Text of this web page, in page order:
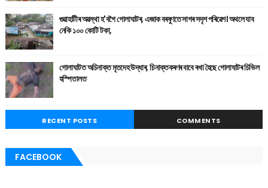
গুৱাহাটীৰ অৱস্থা হ'বগৈ গোলাঘাটৰ, এজাক বৰষুণতে সাগৰ সদৃশ পৰিৱেশ। অথলে যাব
নেকি ১০০ কোটি টকা,
গোলাঘাটত অচিনাক্ত মৃতদেহ উদ্ধাৰ, চিনাক্তকৰণৰ বাবে ৰখা হৈছে গোলাঘাটৰ চিভিল
হস্পিতালত
RECENT POSTS COMMENTS
FACEBOOK